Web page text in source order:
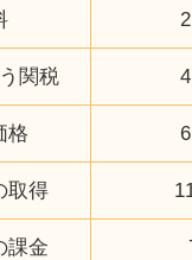
関税
格
取得
課金